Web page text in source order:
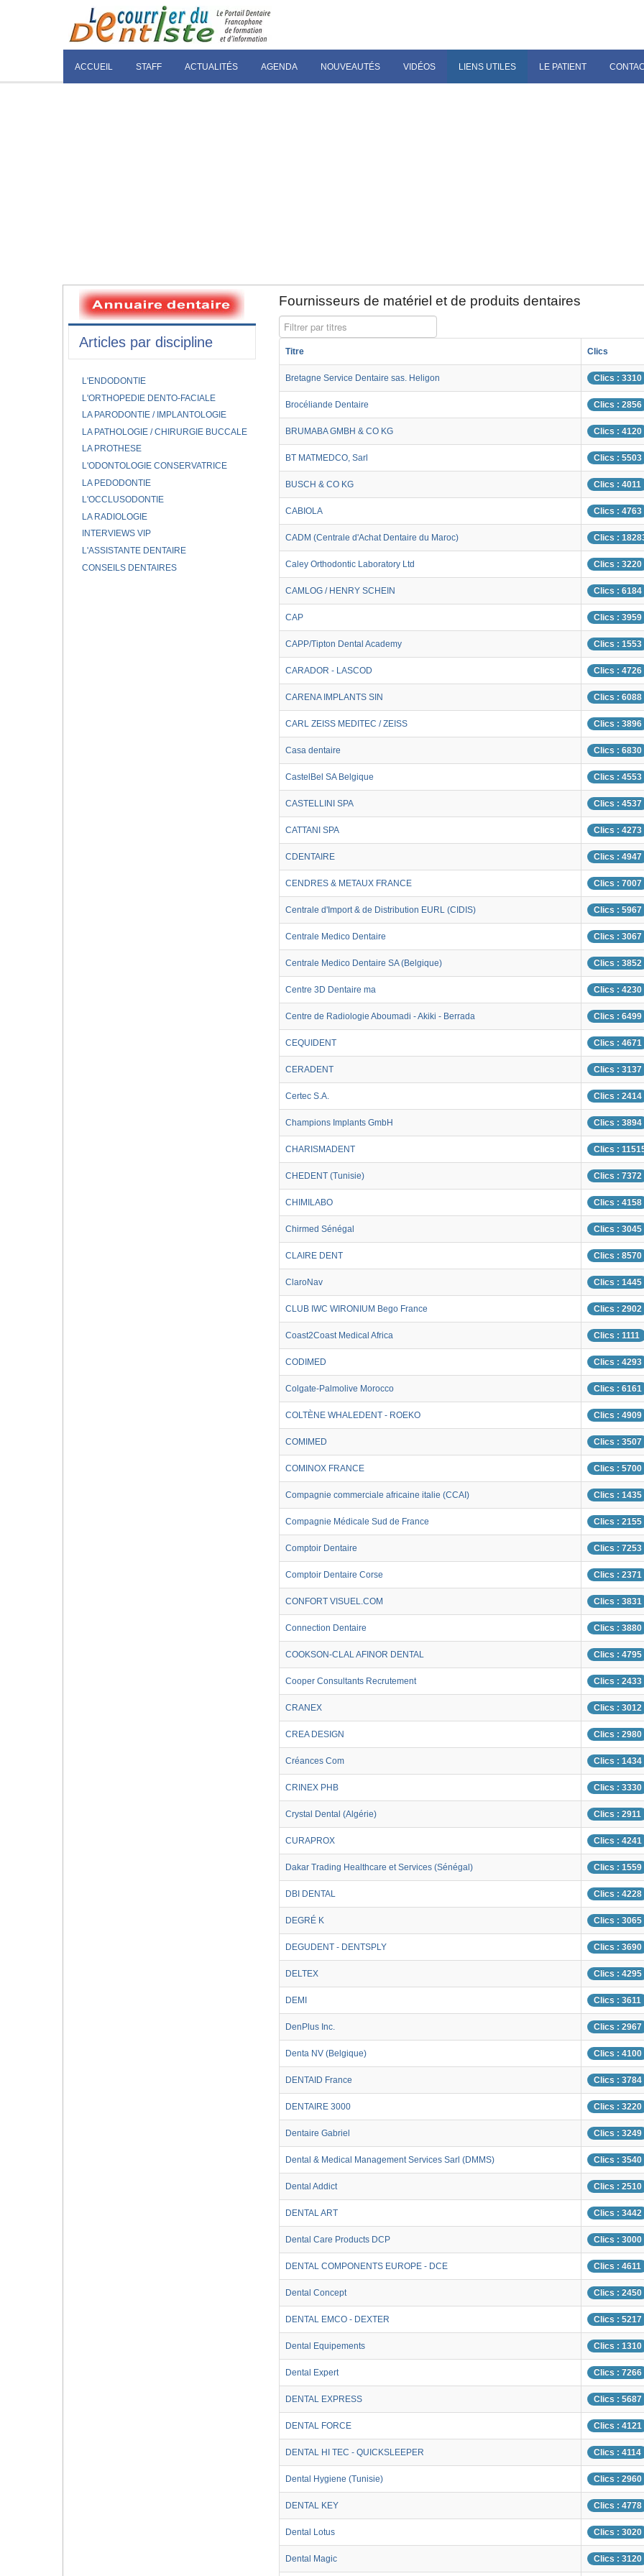
ACCUEIL STAFF ACTUALITÉS AGENDA NOUVEAUTÉS VIDÉOS LIENS UTILES LE PATIENT
Fournisseurs de matériel et de produits dentaires
Filtrer par titres
Titre Clics
Bretagne Service Dentaire sas. Heligon Clics : 3310
Brocéliande Dentaire Clics : 2856
BRUMABA GMBH & CO KG Clics : 4120
BT MATMEDCO, Sarl Clics : 5503
BUSCH & CO KG Clics : 4011
CABIOLA Clics : 4763
CADM (Centrale d'Achat Dentaire du Maroc) Clics :
Caley Orthodontic Laboratory Ltd Clics : 3220
CAMLOG / HENRY SCHEIN Clics : 6184
CAP Clics : 3959
CAPP/Tipton Dental Academy Clics : 1553
CARADOR - LASCOD Clics : 4726
CARENA IMPLANTS SIN Clics : 6088
CARL ZEISS MEDITEC / ZEISS Clics : 3896
Casa dentaire Clics : 6830
CastelBel SA Belgique Clics : 4553
CASTELLINI SPA Clics : 4537
CATTANI SPA Clics : 4273
CDENTAIRE Clics : 4947
CENDRES & METAUX FRANCE Clics : 7007
Centrale d'Import & de Distribution EURL (CIDIS) Clics : 5967
Centrale Medico Dentaire Clics : 3067
Centrale Medico Dentaire SA (Belgique) Clics : 3852
Centre 3D Dentaire ma Clics : 4230
Centre de Radiologie Aboumadi - Akiki - Berrada Clics : 6499
CEQUIDENT Clics : 4671
CERADENT Clics : 3137
Certec S.A. Clics : 2414
Champions Implants GmbH Clics : 3894
CHARISMADENT Clics :
CHEDENT (Tunisie) Clics : 7372
CHIMILABO Clics : 4158
Chirmed Sénégal Clics : 3045
CLAIRE DENT Clics : 8570
ClaroNav Clics : 1445
CLUB IWC WIRONIUM Bego France Clics : 2902
Coast2Coast Medical Africa Clics : 1111
CODIMED Clics : 4293
Colgate-Palmolive Morocco Clics : 6161
COLTÈNE WHALEDENT - ROEKO Clics : 4909
COMIMED Clics : 3507
COMINOX FRANCE Clics : 5700
Compagnie commerciale africaine italie (CCAI) Clics : 1435
Compagnie Médicale Sud de France Clics : 2155
Comptoir Dentaire Clics : 7253
Comptoir Dentaire Corse Clics : 2371
CONFORT VISUEL.COM Clics : 3831
Connection Dentaire Clics : 3880
COOKSON-CLAL AFINOR DENTAL Clics : 4795
Cooper Consultants Recrutement Clics : 2433
CRANEX Clics : 3012
CREA DESIGN Clics : 2980
Créances Com Clics : 1434
CRINEX PHB Clics : 3330
Crystal Dental (Algérie) Clics : 2911
CURAPROX Clics : 4241
Dakar Trading Healthcare et Services (Sénégal) Clics : 1559
DBI DENTAL Clics : 4228
DEGRÉ K Clics : 3065
DEGUDENT - DENTSPLY Clics : 3690
DELTEX Clics : 4295
DEMI Clics : 3611
DenPlus Inc. Clics : 2967
Denta NV (Belgique) Clics : 4100
DENTAID France Clics : 3784
DENTAIRE 3000 Clics : 3220
Dentaire Gabriel Clics : 3249
Dental & Medical Management Services Sarl (DMMS) Clics : 3540
Dental Addict Clics : 2510
DENTAL ART Clics : 3442
Dental Care Products DCP Clics : 3000
DENTAL COMPONENTS EUROPE - DCE Clics : 4611
Dental Concept Clics : 2450
DENTAL EMCO - DEXTER Clics : 5217
Dental Equipements Clics : 1310
Dental Expert Clics : 7266
DENTAL EXPRESS Clics : 5687
DENTAL FORCE Clics : 4121
DENTAL HI TEC - QUICKSLEEPER Clics : 4114
Dental Hygiene (Tunisie) Clics : 2960
DENTAL KEY Clics : 4778
Dental Lotus Clics : 3020
Dental Magic Clics : 3120
Articles par discipline
L'ENDODONTIE
L'ORTHOPEDIE DENTO-FACIALE
LA PARODONTIE / IMPLANTOLOGIE
LA PATHOLOGIE / CHIRURGIE BUCCALE
LA PROTHESE
L'ODONTOLOGIE CONSERVATRICE
LA PEDODONTIE
L'OCCLUSODONTIE
LA RADIOLOGIE
INTERVIEWS VIP
L'ASSISTANTE DENTAIRE
CONSEILS DENTAIRES